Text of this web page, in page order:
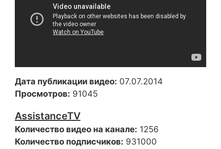
Дата публикации видео: 07.07.2014
Просмотров: 91045
AssistanceTV
Количество видео на канале: 1256
Количество подписчиков: 931000